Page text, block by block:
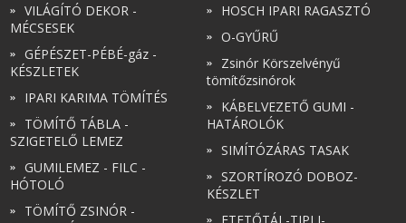
VILÁGÍTÓ DEKOR -
MÉCSESEK
GÉPÉSZET-PÉBÉ-gáz -
KÉSZLETEK
IPARI KARIMA TÖMÍTÉS
TÖMÍTŐ TÁBLA -
SZIGETELŐ LEMEZ
GUMILEMEZ - FILC -
HÓTOLÓ
TÖMÍTŐ ZSINÓR -
HOSCH IPARI RAGASZTÓ
O-GYŰRŰ
Zsinór Körszelvényű
tömítőzsinórok
KÁBELVEZETŐ GUMI -
HATÁROLÓK
SIMÍTÓZÁRAS TASAK
SZORTÍROZÓ DOBOZ-
KÉSZLET